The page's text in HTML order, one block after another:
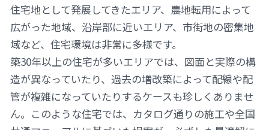
住宅地として発展してきたエリア、農地転用によって
広がった地域、沿岸部に近いエリア、市街地の密集地
域など、住宅環境は非常に多様です。
築30年以上の住宅が多いエリアでは、図面と実際の構
造が異なっていたり、過去の増改築によって配線や配
管が複雑になっていたりするケースも珍しくありませ
ん。このような住宅では、カタログ通りの施工や全国